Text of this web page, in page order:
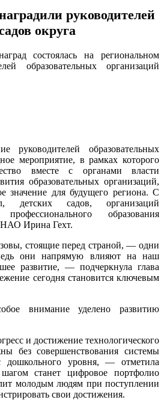
руководителей
округа
состоялась на региональном
образовательных организаций
руководителей образовательных
мероприятие, в рамках которого
вместе с органами власти
образовательных организаций,
значение для будущего региона. С
детских садов, организаций
образования
НАО Ирина Гехт.
стоящие перед страной, — одни
они напрямую влияют на наш
развитие, — подчеркнула глава
сегодня становится ключевым
внимание уделено развитию
и достижение технологического
без совершенствования системы
дошкольного уровня, — отметила
станет цифровое портфолио
молодым людям при поступлении
свои достижения.